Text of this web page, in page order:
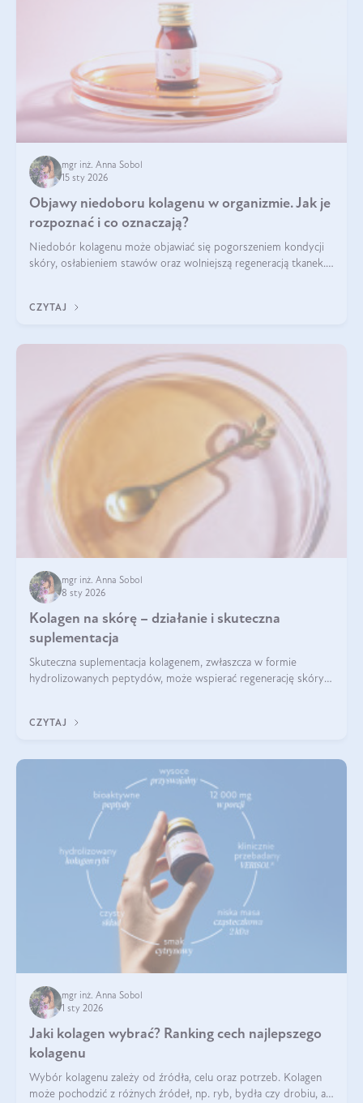
mgr inż. Anna Sobol
15 sty 2026
Objawy niedoboru kolagenu w organizmie. Jak je
rozpoznać i co oznaczają?
Niedobór kolagenu może objawiać się pogorszeniem kondycji
skóry, osłabieniem stawów oraz wolniejszą regeneracją tkanek.
osłabienie włosów.
CZYTAJ
mgr inż. Anna Sobol
8 sty 2026
Kolagen na skórę – działanie i skuteczna
suplementacja
Skuteczna suplementacja kolagenem, zwłaszcza w formie
hydrolizowanych peptydów, może wspierać regenerację skóry i
CZYTAJ
mgr inż. Anna Sobol
1 sty 2026
Jaki kolagen wybrać? Ranking cech najlepszego
kolagenu
Wybór kolagenu zależy od źródła, celu oraz potrzeb. Kolagen
może pochodzić z różnych źródeł, np. ryb, bydła czy drobiu, a